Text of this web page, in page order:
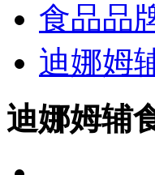
食品品
迪娜姆
迪娜姆辅